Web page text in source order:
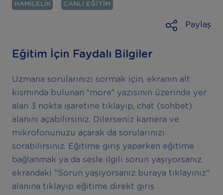
HAMILELIK CANLI EĞITIM
Paylaş
Eğitim İçin Faydalı Bilgiler
Uzmana sorularınızı sormak için, ekranın alt
kısmında bulunan “more” yazısının üzerinde yer
alan 3 nokta işaretine tıklayıp, chat (sohbet)
alanını açabilirsiniz. Dilerseniz kamera ve
mikrofonunuzu açarak da sorularınızı
sorabilirsiniz. Eğitime giriş yaparken eğitime
bağlanmak ya da sesle ilgili sorun yaşıyorsanız
ekrandaki "Sorun yaşıyorsanız buraya tıklayınız"
alanına tıklayıp eğitime direkt giriş